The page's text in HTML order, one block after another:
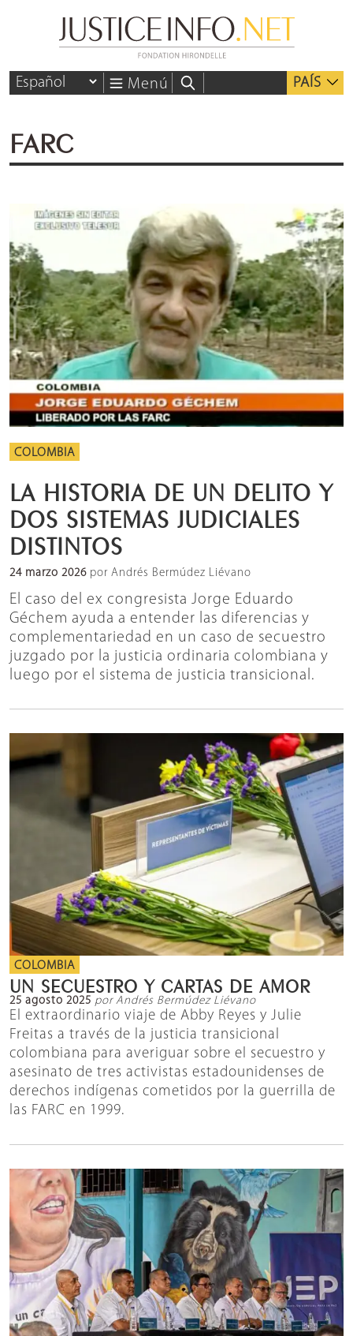
Menú PAÍS
FARC
COLOMBIA
LA HISTORIA DE UN DELITO Y
DOS SISTEMAS JUDICIALES
DISTINTOS
24 marzo 2026 por Andrés Bermúdez Liévano
El caso del ex congresista Jorge Eduardo
Géchem ayuda a entender las diferencias y
complementariedad en un caso de secuestro
juzgado por la justicia ordinaria colombiana y
luego por el sistema de justicia transicional.
COLOMBIA
UN SECUESTRO Y CARTAS DE AMOR
25 agosto 2025 por Andrés Bermúdez Liévano
El extraordinario viaje de Abby Reyes y Julie
Freitas a través de la justicia transicional
colombiana para averiguar sobre el secuestro y
asesinato de tres activistas estadounidenses de
derechos indígenas cometidos por la guerrilla de
las FARC en 1999.